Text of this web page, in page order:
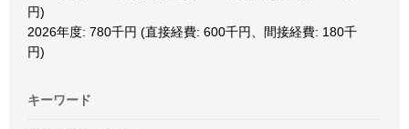
円)
2026年度: 780千円 (直接経費: 600千円、間接経費: 180千
円)
キーワード